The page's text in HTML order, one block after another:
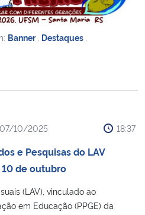
Banner Destaques
07/10/2025 18:37
e Pesquisas do LAV
de outubro
(LAV), vinculado ao
em Educação (PPGE) da